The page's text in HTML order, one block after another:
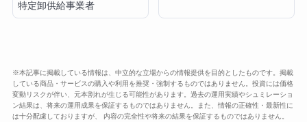
特定卸供給事業者
※本記事に掲載している情報は、中立的な立場からの情報提供を目的としたものです。掲載
している商品・サービスの購入や利用を推奨・強制するものではありません。投資には価格
変動リスクが伴い、元本割れが生じる可能性があります。過去の運用実績やシュミレーショ
ン結果は、将来の運用成果を保証するものではありません。また、情報の正確性・最新性に
は十分配慮しておりますが、 内容の完全性や将来の結果を保証するものではありません。